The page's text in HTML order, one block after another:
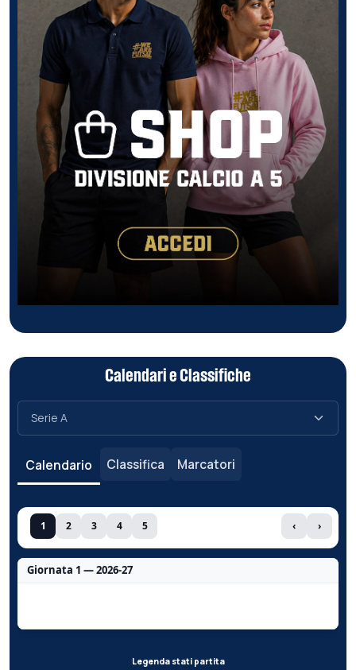
Calendari e Classifiche
Calendario Classifica Marcatori
1 2 3 4 5 ‹ ›
Giornata 1 — 2026-27
Legenda stati partita